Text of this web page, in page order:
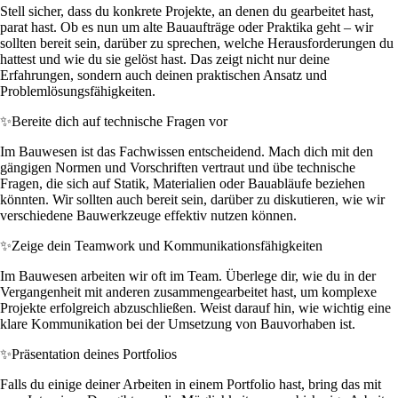
Stell sicher, dass du konkrete Projekte, an denen du gearbeitet hast,
parat hast. Ob es nun um alte Bauaufträge oder Praktika geht – wir
sollten bereit sein, darüber zu sprechen, welche Herausforderungen du
hattest und wie du sie gelöst hast. Das zeigt nicht nur deine
Erfahrungen, sondern auch deinen praktischen Ansatz und
Problemlösungsfähigkeiten.
✨Bereite dich auf technische Fragen vor
Im Bauwesen ist das Fachwissen entscheidend. Mach dich mit den
gängigen Normen und Vorschriften vertraut und übe technische
Fragen, die sich auf Statik, Materialien oder Bauabläufe beziehen
könnten. Wir sollten auch bereit sein, darüber zu diskutieren, wie wir
verschiedene Bauwerkzeuge effektiv nutzen können.
✨Zeige dein Teamwork und Kommunikationsfähigkeiten
Im Bauwesen arbeiten wir oft im Team. Überlege dir, wie du in der
Vergangenheit mit anderen zusammengearbeitet hast, um komplexe
Projekte erfolgreich abzuschließen. Weist darauf hin, wie wichtig eine
klare Kommunikation bei der Umsetzung von Bauvorhaben ist.
✨Präsentation deines Portfolios
Falls du einige deiner Arbeiten in einem Portfolio hast, bring das mit